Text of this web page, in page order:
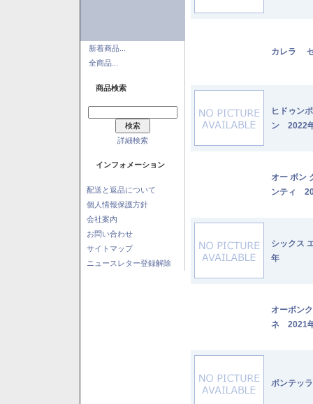
新着商品...
全商品...
商品検索
詳細検索
インフォメーション
配送と返品について
個人情報保護方針
会社案内
お問い合わせ
サイトマップ
ニュースレター登録解除
カレラ
ヒドゥン
ン 2022
オー ボン
ンティ
シックス
年
オーボン
ネ 2021
ボンテッ